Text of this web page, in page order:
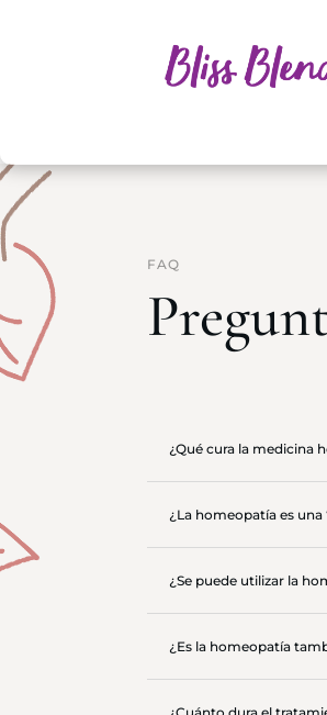
FAQ
¿Qué cura la medicina
¿La homeopatía es
¿Se puede utilizar la
¿Es la homeopatía